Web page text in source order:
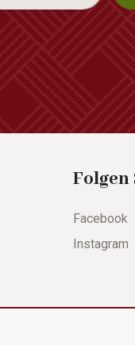
Folgen
Facebook
Instagram